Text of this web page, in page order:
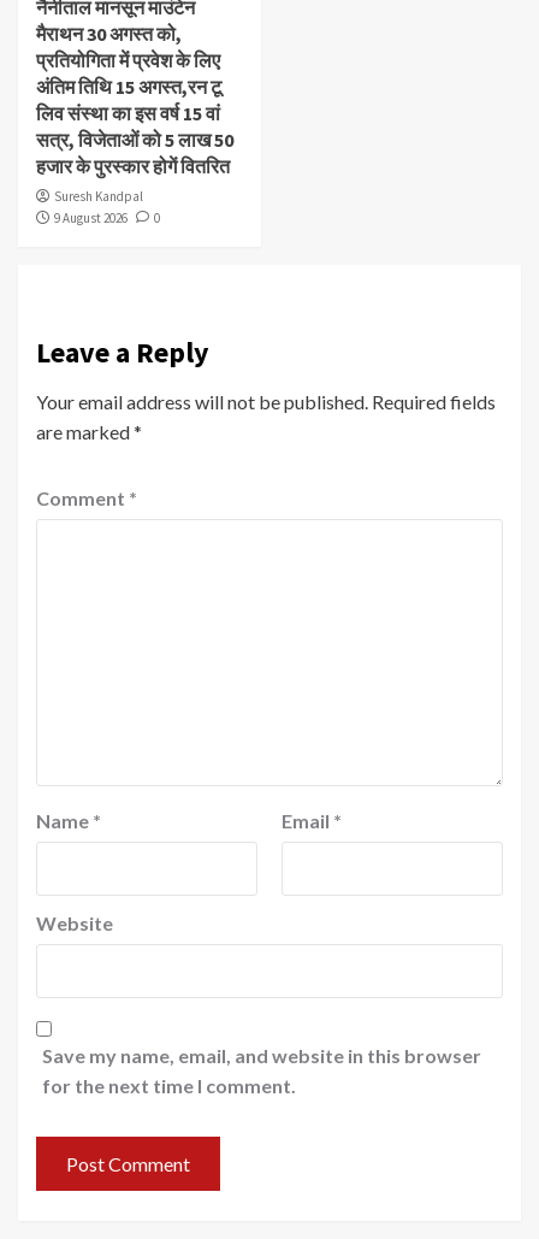
नैनीताल मानसून माउंटेन
मैराथन 30 अगस्त को,
प्रतियोगिता में प्रवेश के लिए
अंतिम तिथि 15 अगस्त,रन टू
लिव संस्था का इस वर्ष 15 वां
सत्र, विजेताओं को 5 लाख 50
हजार के पुरस्कार होगें वितरित
Suresh Kandpal
9 August 2026
0
Leave a Reply
Your email address will not be published. Required fields
are marked*
Comment *
Name * Email *
Website
Save my name, email, and website in this browser
for the next time I comment.